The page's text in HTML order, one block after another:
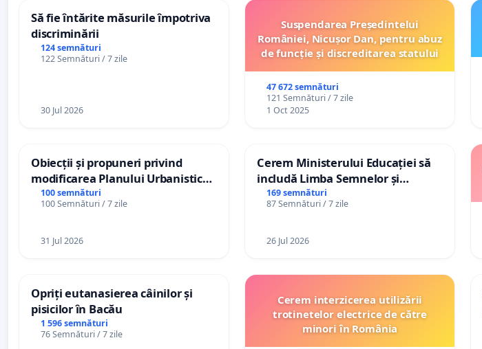
Să fie întărite măsurile împotriva
discriminării
124 semnături
122 Semnături / 7 zile
30 Jul 2026
Suspendarea Președintelui
României, Nicușor Dan, pentru abuz
de funcție și discreditarea statului
47 672 semnături
121 Semnături / 7 zile
1 Oct 2025
Obiecții și propuneri privind
modificarea Planului Urbanistic
General al orașului Ialoveni
100 semnături
100 Semnături / 7 zile
31 Jul 2026
Cerem Ministerului Educației să
includă Limba Semnelor și
alfabetul Braille în școlile din
Republica Moldova!
169 semnături
87 Semnături / 7 zile
26 Jul 2026
Opriți eutanasierea câinilor și
pisicilor în Bacău
1 596 semnături
76 Semnături / 7 zile
Cerem interzicerea utilizării
trotinetelor electrice de către
minori în România